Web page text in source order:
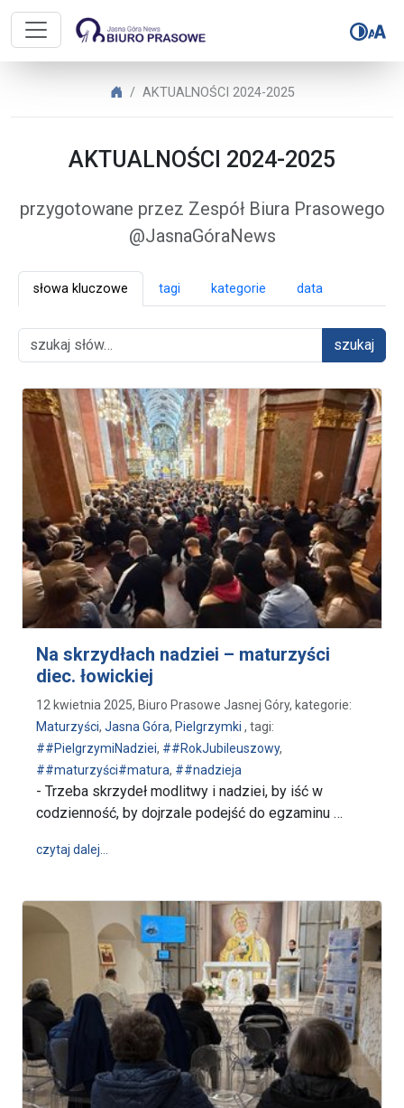
Biuro Prasowe Jasnej Góry –
Biuro Prasowe Jasnej Góry
AKTUALNOŚCI 2024-2025
AKTUALNOŚCI 2024-2025
przygotowane przez Zespół Biura Prasowego
@JasnaGóraNews
słowa kluczowe tagi kategorie data
szukaj
Na skrzydłach nadziei – maturzyści
diec. łowickiej
12 kwietnia 2025, Biuro Prasowe Jasnej Góry, kategorie:
Maturzyści, Jasna Góra, Pielgrzymki , tagi:
##PielgrzymiNadziei, ##RokJubileuszowy,
##maturzyści#matura, ##nadzieja
- Trzeba skrzydeł modlitwy i nadziei, by iść w
codzienność, by dojrzale podejść do egzaminu …
czytaj dalej…